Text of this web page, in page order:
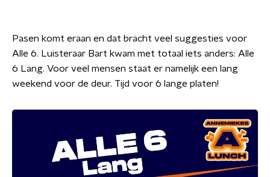
Pasen komt eraan en dat bracht veel suggesties voor
Alle 6. Luisteraar Bart kwam met totaal iets anders: Alle
6 Lang. Voor veel mensen staat er namelijk een lang
weekend voor de deur. Tijd voor 6 lange platen!